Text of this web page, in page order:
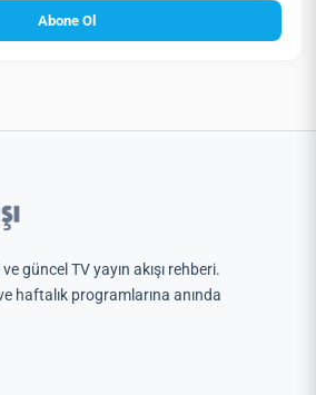
Abone Ol
güncel TV yayın akışı rehberi.
haftalık programlarına anında